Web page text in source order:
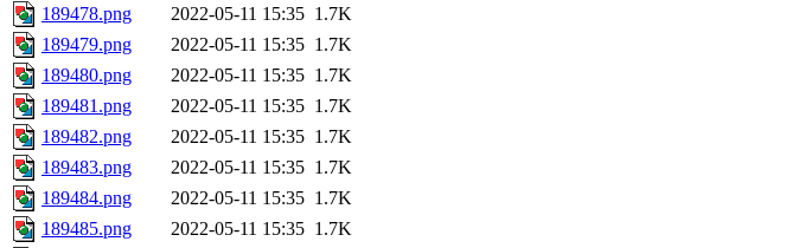
189478.png
2022-05-11 15:35 1.7K
189479.png
2022-05-11 15:35 1.7K
189480.png
2022-05-11 15:35 1.7K
189481.png
2022-05-11 15:35 1.7K
189482.png
2022-05-11 15:35 1.7K
189483.png
2022-05-11 15:35 1.7K
189484.png
2022-05-11 15:35 1.7K
189485.png
2022-05-11 15:35 1.7K